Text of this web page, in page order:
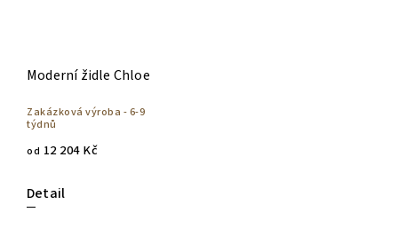
Moderní židle Chloe
Zakázková výroba - 6-9
týdnů
od 12 204 Kč
Detail